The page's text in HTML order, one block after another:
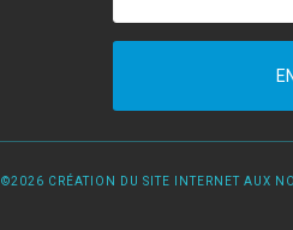
©2026 CRÉATION DU SITE INTERNET AUX